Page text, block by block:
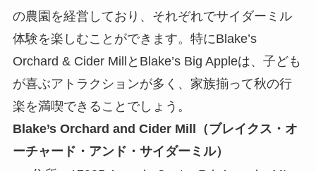
の農園を経営しており、それぞれでサイダーミル
体験を楽しむことができます。特にBlake’s
Orchard & Cider MillとBlake’s Big Appleは、子ども
が喜ぶアトラクションが多く、家族揃って秋の行
楽を満喫できることでしょう。
Blake’s Orchard and Cider Mill（ブレイクス・オ
ーチャード・アンド・サイダーミル）